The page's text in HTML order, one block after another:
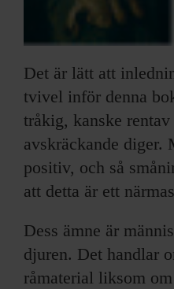
Det är lätt att
tvivel inför denna
tråkig, kanske
avskräckande diger.
positiv, och så
att detta är ett
Dess ämne är
djuren. Det handlar
råmaterial liksom